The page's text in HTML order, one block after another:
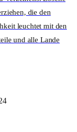
die den
leuchtet mit den
und alle Lande